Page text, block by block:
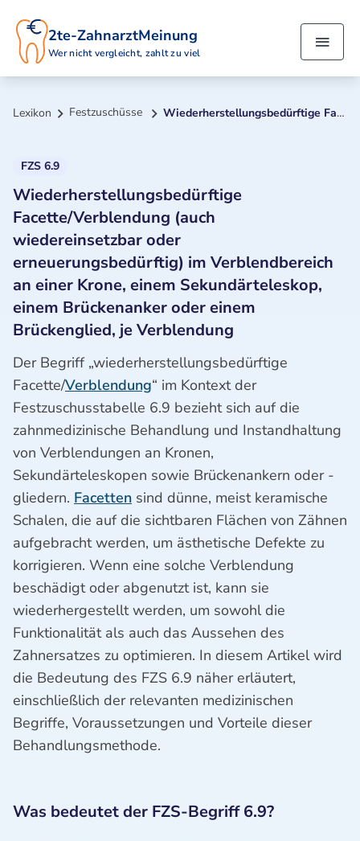
2te-ZahnarztMeinung
Wer nicht vergleicht, zahlt zu viel
Lexikon Festzuschüsse Wiederherstellungsbedürftige Facette/Verblendung (auch wiedereinsetzbar oder erneuerungsbedürftig) im Verblendbereich an einer Krone, einem Sekundärteleskop, einem Brückenanker oder einem Brückenglied, je Verblendung
FZS 6.9
Wiederherstellungsbedürftige
Facette/Verblendung (auch
wiedereinsetzbar oder
erneuerungsbedürftig) im Verblendbereich
an einer Krone, einem Sekundärteleskop,
einem Brückenanker oder einem
Brückenglied, je Verblendung
Der Begriff „wiederherstellungsbedürftige
Facette/Verblendung“ im Kontext der
Festzuschusstabelle 6.9 bezieht sich auf die
zahnmedizinische Behandlung und Instandhaltung
von Verblendungen an Kronen,
Sekundärteleskopen sowie Brückenankern oder -
gliedern. Facetten sind dünne, meist keramische
Schalen, die auf die sichtbaren Flächen von Zähnen
aufgebracht werden, um ästhetische Defekte zu
korrigieren. Wenn eine solche Verblendung
beschädigt oder abgenutzt ist, kann sie
wiederhergestellt werden, um sowohl die
Funktionalität als auch das Aussehen des
Zahnersatzes zu optimieren. In diesem Artikel wird
die Bedeutung des FZS 6.9 näher erläutert,
einschließlich der relevanten medizinischen
Begriffe, Voraussetzungen und Vorteile dieser
Behandlungsmethode.
Was bedeutet der FZS-Begriff 6.9?